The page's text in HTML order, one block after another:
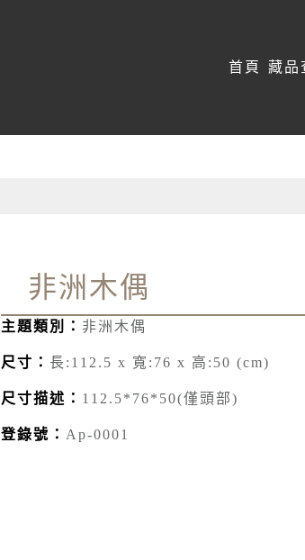
首頁 藏品
非洲木偶
主題類別： 非洲木偶
尺寸： 長:112.5 x 寬:76 x 高:50 (cm)
尺寸描述： 112.5*76*50(僅頭部)
登錄號： Ap-0001